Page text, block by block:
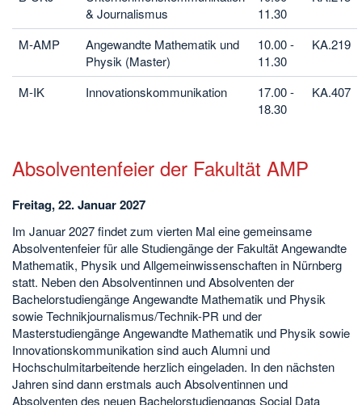
& Journalismus
11.30
M-AMP
Angewandte Mathematik und
Physik (Master)
10.00 -
11.30
KA.219
M-IK Innovationskommunikation
17.00 -
18.30
KA.407
Absolventenfeier der Fakultät AMP
Freitag, 22. Januar 2027
Im Januar 2027 findet zum vierten Mal eine gemeinsame
Absolventenfeier für alle Studiengänge der Fakultät Angewandte
Mathematik, Physik und Allgemeinwissenschaften in Nürnberg
statt. Neben den Absolventinnen und Absolventen der
Bachelorstudiengänge Angewandte Mathematik und Physik
sowie Technikjournalismus/Technik-PR und der
Masterstudiengänge Angewandte Mathematik und Physik sowie
Innovationskommunikation sind auch Alumni und
Hochschulmitarbeitende herzlich eingeladen. In den nächsten
Jahren sind dann erstmals auch Absolventinnen und
Absolventen des neuen Bachelorstudiengangs Social Data